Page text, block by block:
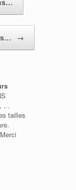
→
...
tailles